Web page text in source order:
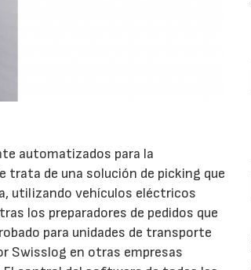
automatizados para la
trata de una solución de picking que
utilizando vehículos eléctricos
los preparadores de pedidos que
para unidades de transporte
Swisslog en otras empresas